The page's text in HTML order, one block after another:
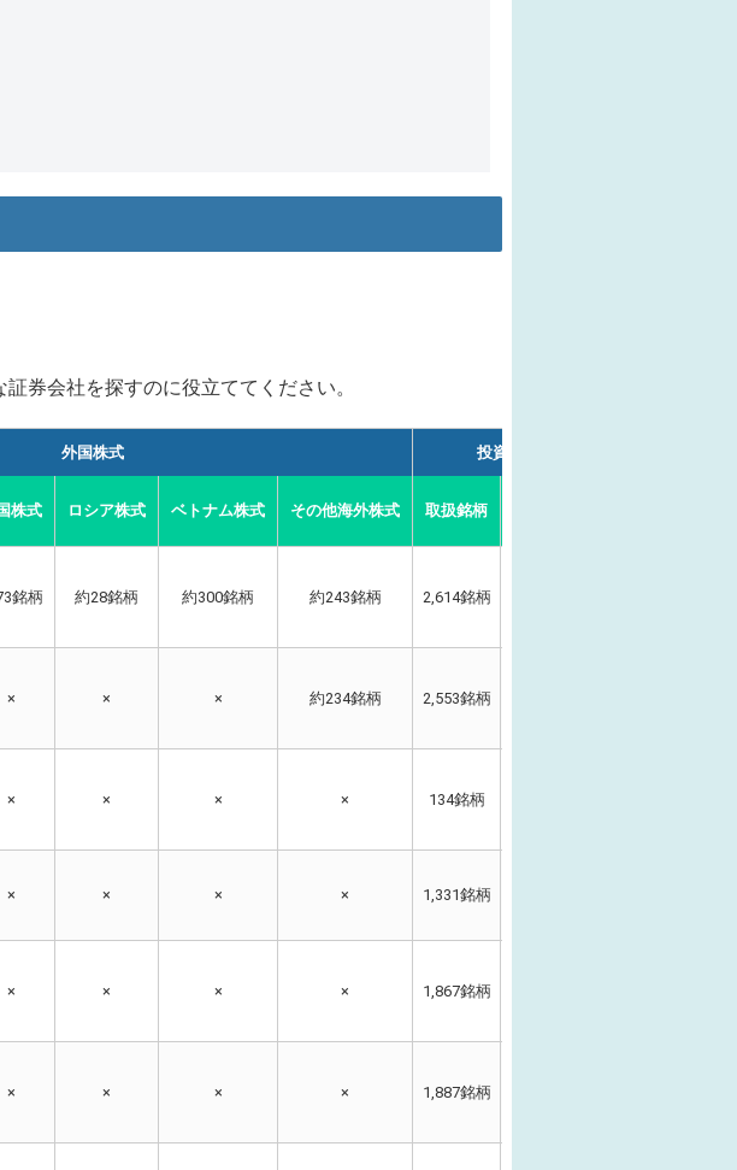
券会社を探すのに役立ててください。
外国株式 投資信託
株式 ロシア株式 ベトナム株式 その他海外株式 取扱銘柄
銘柄 約28銘柄 約300銘柄 約243銘柄 2,614銘柄
× × × 約234銘柄 2,553銘柄
× × × × 134銘柄
× × × × 1,331銘柄
× × × × 1,867銘柄
× × × × 1,887銘柄